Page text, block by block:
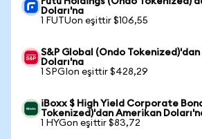
Doları'na
1 FUTUon eşittir $106,55
S&P Global (Ondo
Doları'na
1 SPGIon eşittir $428,29
iBoxx $ High Yield Corporate
Tokenized)'dan Amerikan
1 HYGon eşittir $83,72